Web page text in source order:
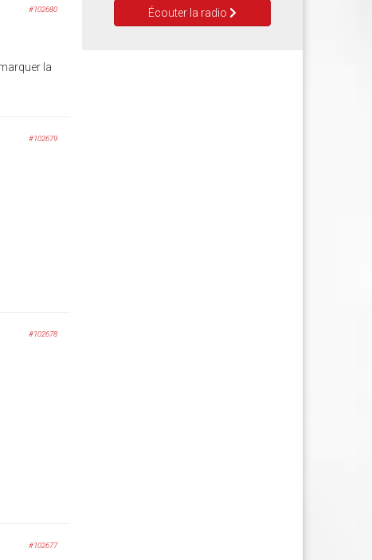
#102680
la
#102679
#102678
#102677
Écouter la radio